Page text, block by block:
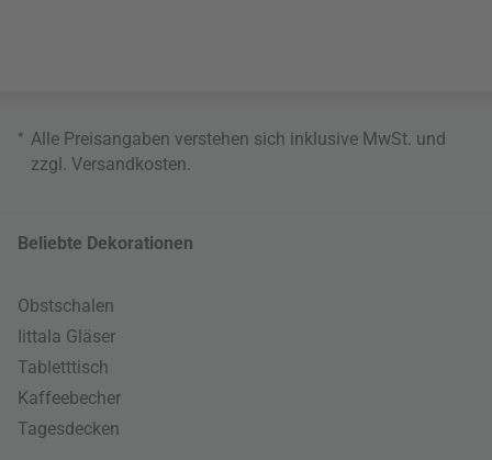
* Alle Preisangaben verstehen sich inklusive MwSt. und
zzgl. Versandkosten
Beliebte Dekorationen
Obstschalen
Iittala Gläser
Tabletttisch
Kaffeebecher
Tagesdecken